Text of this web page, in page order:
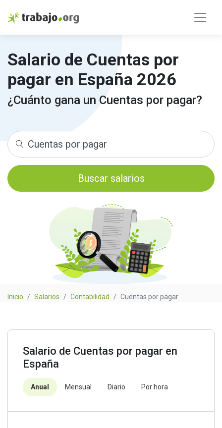
Salario de Cuentas por
pagar en España 2026
¿Cuánto gana un Cuentas por pagar?
Buscar salarios
Inicio Salarios Contabilidad Cuentas por pagar
Salario de Cuentas por pagar en
España
Anual Mensual Diario Por hora